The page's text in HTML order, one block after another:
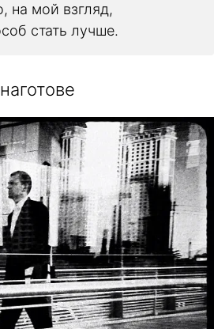
на мой взгляд,
стать лучше.